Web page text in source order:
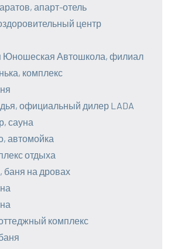
апарт-отель
центр
Юношеская Автошкола, филиал
комплекс
официальный дилер LADA
сауна
автомойка
отдыха
баня на дровах
комплекс